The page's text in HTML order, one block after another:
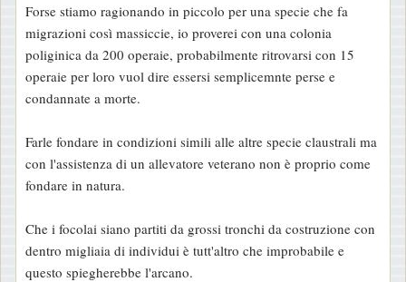
s
s
a
g
g
o
Forse stiamo ragionando in piccolo per una specie che fa
migrazioni così massiccie, io proverei con una colonia
poliginica da 200 operaie, probabilmente ritrovarsi con 15
operaie per loro vuol dire essersi semplicemnte perse e
condannate a morte.
Farle fondare in condizioni simili alle altre specie claustrali ma
con l'assistenza di un allevatore veterano non è proprio come
fondare in natura.
Che i focolai siano partiti da grossi tronchi da costruzione con
dentro migliaia di individui è tutt'altro che improbabile e
questo spiegherebbe l'arcano.